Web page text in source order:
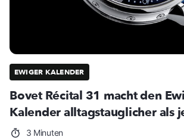
EWIGER KALENDER
Bovet Récital 31 macht den
Kalender alltagstauglicher als
3 Minuten